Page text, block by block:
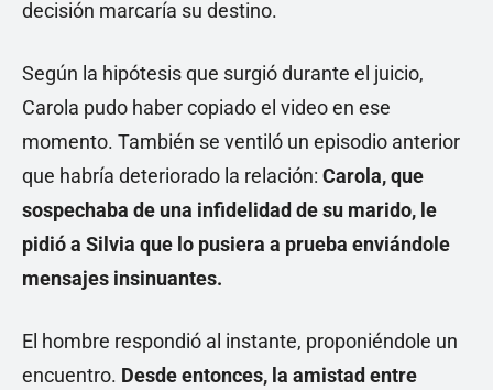
decisión marcaría su destino.
Según la hipótesis que surgió durante el juicio,
Carola pudo haber copiado el video en ese
momento. También se ventiló un episodio anterior
que habría deteriorado la relación: Carola, que
sospechaba de una infidelidad de su marido, le
pidió a Silvia que lo pusiera a prueba enviándole
mensajes insinuantes.
El hombre respondió al instante, proponiéndole un
encuentro. Desde entonces, la amistad entre